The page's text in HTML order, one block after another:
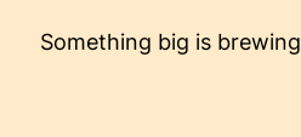
Something big is